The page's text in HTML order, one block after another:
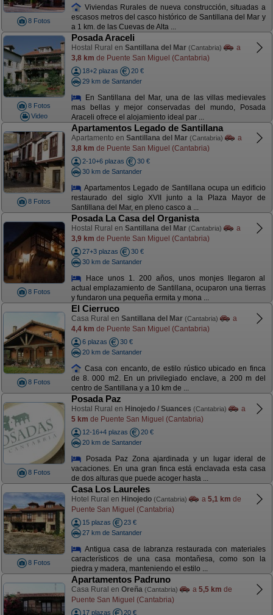
8 Fotos
Viviendas Rurales de nueva construcción, situadas a
escasos metros del casco histórico de Santillana del Mar y
a 1 km. de las Cuevas de Alta ...
8 Fotos
Video
Posada Araceli
Hostal Rural en Santillana del Mar (Cantabria)
a
3,8 km de Puente San Miguel (Cantabria)
18+2 plazas
20 €
29 km de Santander
En Santillana del Mar, una de las villas medievales
mas bellas y mejor conservadas del mundo, Posada
Araceli ofrece el alojamiento ideal par ...
8 Fotos
Apartamentos Legado de Santillana
Apartamento en Santillana del Mar (Cantabria)
a
3,8 km de Puente San Miguel (Cantabria)
2-10+6 plazas
30 €
30 km de Santander
Apartamentos Legado de Santillana ocupa un edificio
restaurado del siglo XVII junto a la Plaza Mayor de
Santillana del Mar, en pleno casco a ...
8 Fotos
Posada La Casa del Organista
Hostal Rural en Santillana del Mar (Cantabria)
a
3,9 km de Puente San Miguel (Cantabria)
27+3 plazas
30 €
30 km de Santander
Hace unos 1. 200 años, unos monjes llegaron al
actual emplazamiento de Santillana, ocuparon una tierras
y fundaron una pequeña ermita y mona ...
8 Fotos
El Cierruco
Casa Rural en Santillana del Mar (Cantabria)
a
4,4 km de Puente San Miguel (Cantabria)
6 plazas
30 €
20 km de Santander
Casa con encanto, de estilo rústico ubicado en finca
de 8. 000 m2. En un privilegiado enclave, a 200 m del
centro de Santillana y a 10 km de ...
8 Fotos
Posada Paz
Hostal Rural en Hinojedo / Suances (Cantabria)
a
5 km de Puente San Miguel (Cantabria)
12-16+4 plazas
20 €
20 km de Santander
Posada Paz Zona ajardinada y un lugar ideral de
vacaciones. En una gran finca está enclavada esta casa
de dos alturas que puede acoger hasta ...
8 Fotos
Casa Los Laureles
Hotel Rural en Hinojedo (Cantabria) a 5,1 km de
Puente San Miguel (Cantabria)
15 plazas
23 €
27 km de Santander
Antigua casa de labranza restaurada con materiales
característicos de una casa montañesa, como son la
piedra y madera, manteniendo el estilo ...
Apartamentos Padruno
Casa Rural en Oreña (Cantabria) a 5,5 km de
Puente San Miguel (Cantabria)
17 plazas 20 €